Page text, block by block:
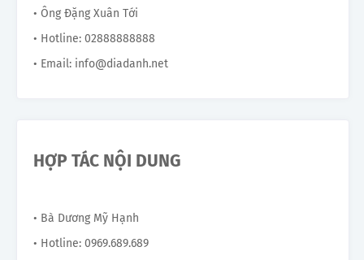
• Ông Đặng Xuân Tới
• Hotline: 02888888888
• Email: info@diadanh.net
HỢP TÁC NỘI DUNG
• Bà Dương Mỹ Hạnh
• Hotline: 0969.689.689